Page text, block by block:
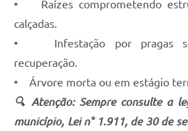
• Raízes comprometendo
calçadas.
• Infestação por pragas
recuperação.
• Árvore morta ou em estágio
🔍 Atenção: Sempre consulte a
município, Lei n° 1.911, de 30 de